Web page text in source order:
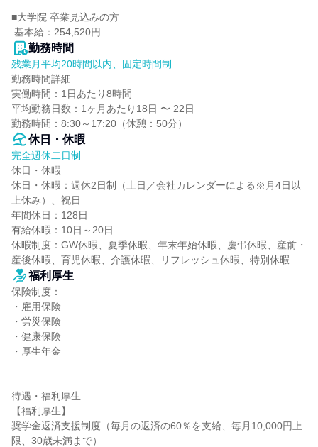
■大学院 卒業見込みの方
基本給：254,520円
勤務時間
残業月平均20時間以内、固定時間制
勤務時間詳細
実働時間：1日あたり8時間
平均勤務日数：1ヶ月あたり18日 〜 22日
勤務時間：8:30～17:20（休憩：50分）
休日・休暇
完全週休二日制
休日・休暇
休日・休暇：週休2日制（土日／会社カレンダーによる※月4日以
上休み）、祝日
年間休日：128日
有給休暇：10日～20日
休暇制度：GW休暇、夏季休暇、年末年始休暇、慶弔休暇、産前・
産後休暇、育児休暇、介護休暇、リフレッシュ休暇、特別休暇
福利厚生
保険制度：
・雇用保険
・労災保険
・健康保険
・厚生年金
待遇・福利厚生
【福利厚生】
奨学金返済支援制度（毎月の返済の60％を支給、毎月10,000円上
限、30歳未満まで）